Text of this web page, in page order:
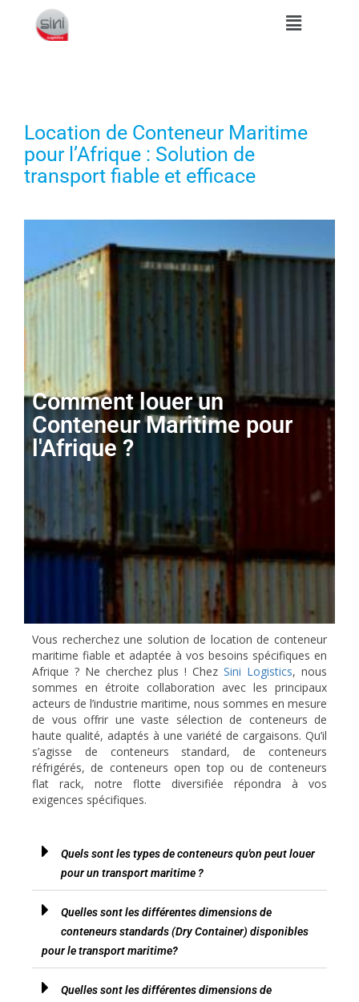
Location de Conteneur Maritime
pour l’Afrique : Solution de
transport fiable et efficace
Comment louer un
Conteneur Maritime pour
l'Afrique ?
Vous recherchez une solution de location de conteneur
maritime fiable et adaptée à vos besoins spécifiques en
Afrique ? Ne cherchez plus ! Chez Sini Logistics, nous
sommes en étroite collaboration avec les principaux
acteurs de l’industrie maritime, nous sommes en mesure
de vous offrir une vaste sélection de conteneurs de
haute qualité, adaptés à une variété de cargaisons. Qu’il
s’agisse de conteneurs standard, de conteneurs
réfrigérés, de conteneurs open top ou de conteneurs
flat rack, notre flotte diversifiée répondra à vos
exigences spécifiques.
Quels sont les types de conteneurs qu'on peut louer
pour un transport maritime ?
Quelles sont les différentes dimensions de
conteneurs standards (Dry Container) disponibles
pour le transport maritime?
Quelles sont les différentes dimensions de